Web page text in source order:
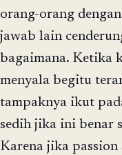
orang-orang
jawab lain
bagaimana. Ketika
menyala begitu
tampaknya ikut
sedih jika ini benar
Karena jika